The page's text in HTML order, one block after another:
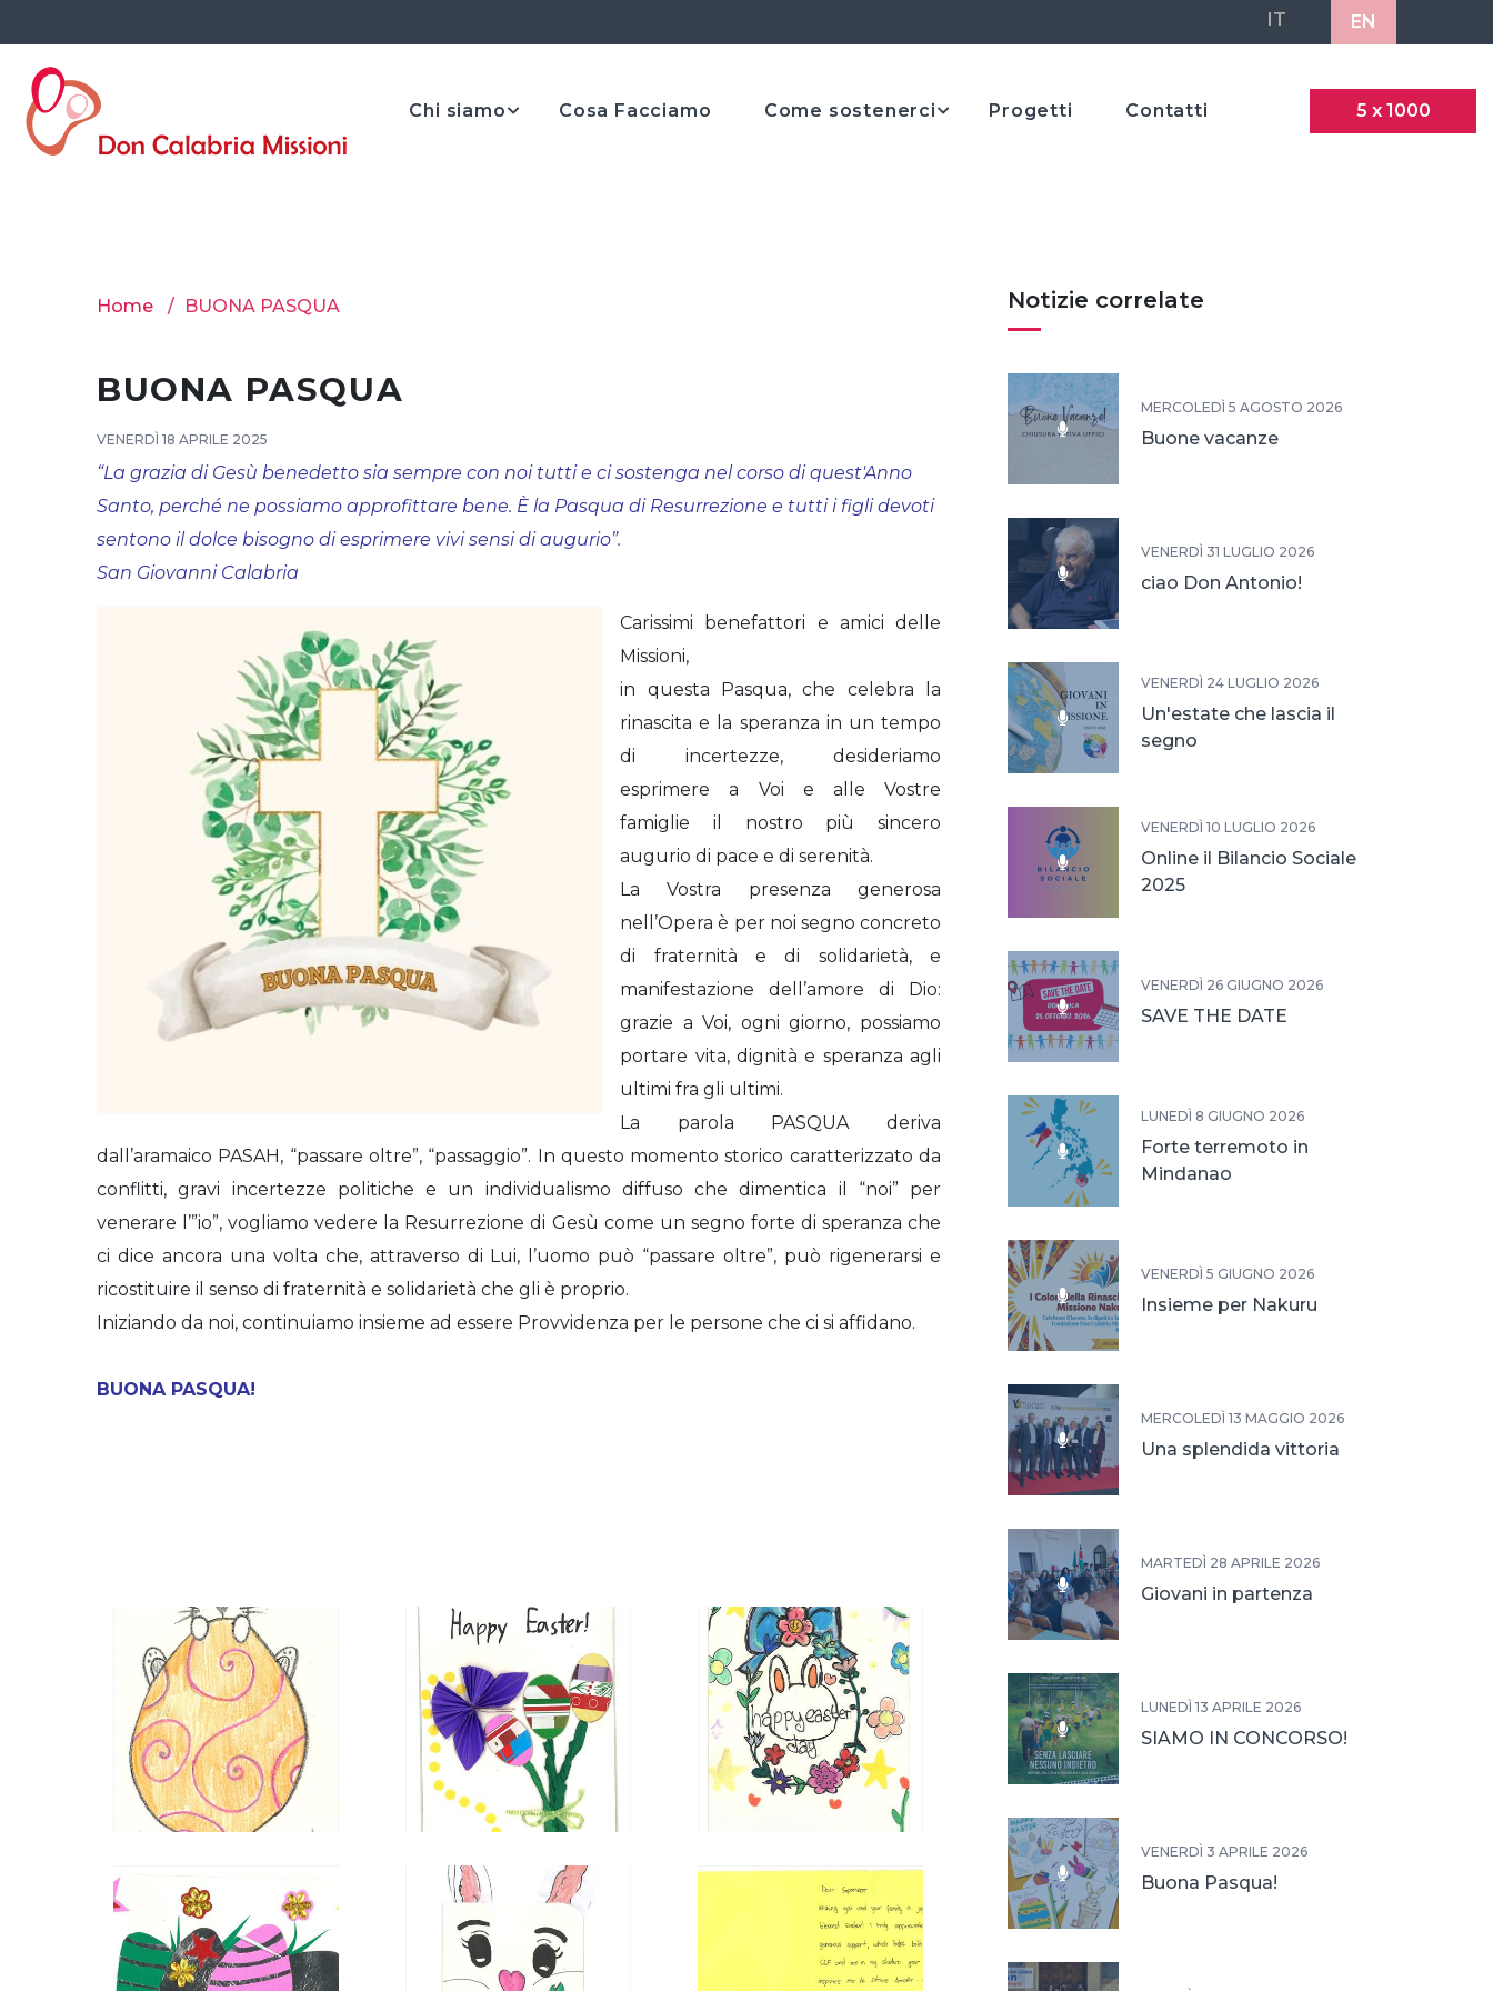
IT EN
Chi siamo Cosa Facciamo Come sostenerci Progetti Contatti 5 x 1000
Home BUONA PASQUA
BUONA PASQUA
VENERDÌ 18 APRILE 2025
“La grazia di Gesù benedetto sia sempre con noi tutti e ci sostenga nel corso di quest'Anno
Santo, perché ne possiamo approfittare bene. È la Pasqua di Resurrezione e tutti i figli devoti
sentono il dolce bisogno di esprimere vivi sensi di augurio”.
San Giovanni Calabria
Carissimi benefattori e amici delle
Missioni,
in questa Pasqua, che celebra la
rinascita e la speranza in un tempo
di incertezze, desideriamo
esprimere a Voi e alle Vostre
famiglie il nostro più sincero
augurio di pace e di serenità.
La Vostra presenza generosa
nell’Opera è per noi segno concreto
di fraternità e di solidarietà, e
manifestazione dell’amore di Dio:
grazie a Voi, ogni giorno, possiamo
portare vita, dignità e speranza agli
ultimi fra gli ultimi.
La parola PASQUA deriva
dall’aramaico PASAH, “passare oltre”, “passaggio”. In questo momento storico caratterizzato da
conflitti, gravi incertezze politiche e un individualismo diffuso che dimentica il “noi” per
venerare l’”io”, vogliamo vedere la Resurrezione di Gesù come un segno forte di speranza che
ci dice ancora una volta che, attraverso di Lui, l’uomo può “passare oltre”, può rigenerarsi e
ricostituire il senso di fraternità e solidarietà che gli è proprio.
Iniziando da noi, continuiamo insieme ad essere Provvidenza per le persone che ci si affidano.
BUONA PASQUA!
Notizie correlate
MERCOLEDÌ 5 AGOSTO 2026
Buone vacanze
VENERDÌ 31 LUGLIO 2026
ciao Don Antonio!
VENERDÌ 24 LUGLIO 2026
Un'estate che lascia il
segno
VENERDÌ 10 LUGLIO 2026
Online il Bilancio Sociale
2025
VENERDÌ 26 GIUGNO 2026
SAVE THE DATE
LUNEDÌ 8 GIUGNO 2026
Forte terremoto in
Mindanao
VENERDÌ 5 GIUGNO 2026
Insieme per Nakuru
MERCOLEDÌ 13 MAGGIO 2026
Una splendida vittoria
MARTEDÌ 28 APRILE 2026
Giovani in partenza
LUNEDÌ 13 APRILE 2026
SIAMO IN CONCORSO!
VENERDÌ 3 APRILE 2026
Buona Pasqua!